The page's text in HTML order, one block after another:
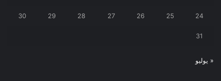
24
25
26
27
28
29
30
31
« يوليو